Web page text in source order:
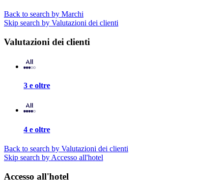
Back to search by Marchi
Skip search by Valutazioni dei clienti
Valutazioni dei clienti
3 e oltre
4 e oltre
Back to search by Valutazioni dei clienti
Skip search by Accesso all'hotel
Accesso all'hotel